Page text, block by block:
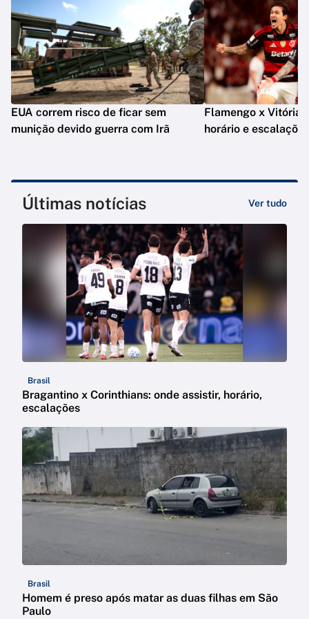
EUA correm risco de ficar sem
munição devido guerra com Irã
Flamengo x Vitória:
horário e escalações
Últimas notícias Ver tudo
Brasil
Bragantino x Corinthians: onde assistir, horário,
escalações
Brasil
Homem é preso após matar as duas filhas em São
Paulo